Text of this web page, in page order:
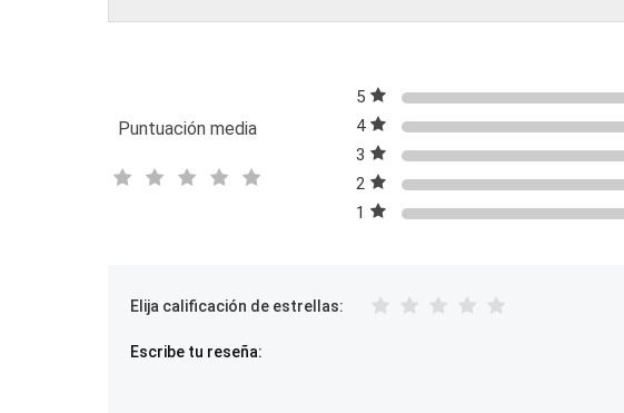
Puntuación media
5
4
3
2
1
Elija calificación de estrellas:
Escribe tu reseña: